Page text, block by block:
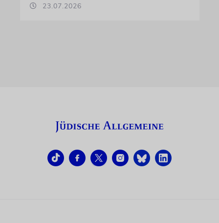
23.07.2026